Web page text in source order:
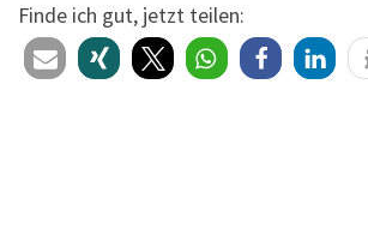
Finde ich gut, jetzt teilen: